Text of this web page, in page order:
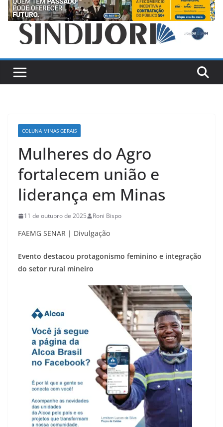
COLUNA MINAS GERAIS
Mulheres do Agro
fortalecem união e
liderança em Minas
11 de outubro de 2025 Roni Bispo
FAEMG SENAR | Divulgação
Evento destacou protagonismo feminino e integração
do setor rural mineiro